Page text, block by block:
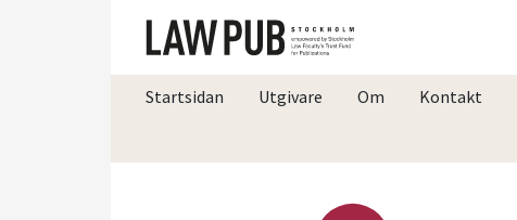
Startsidan Utgivare Om Kontakt